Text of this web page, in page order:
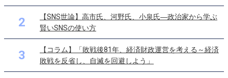
2
【SNS世論】高市氏、河野氏、小泉氏―政治家から学ぶ
賢いSNSの使い方
3
【コラム】「敗戦後81年、経済財政運営を考える～経済
敗戦を反省し、自滅を回避しよう」